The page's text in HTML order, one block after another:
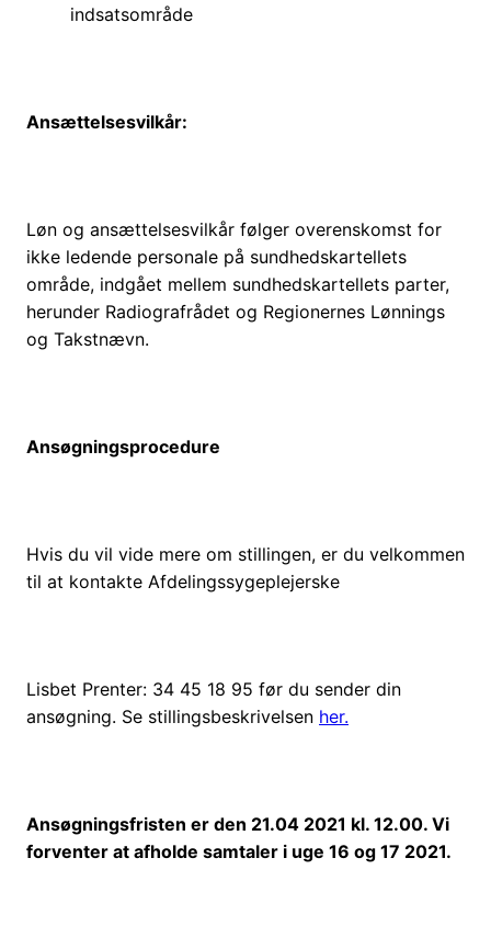
indsatsområde
Ansættelsesvilkår:
Løn og ansættelsesvilkår følger overenskomst for
ikke ledende personale på sundhedskartellets
område, indgået mellem sundhedskartellets parter,
herunder Radiografrådet og Regionernes Lønnings
og Takstnævn.
Ansøgningsprocedure
Hvis du vil vide mere om stillingen, er du velkommen
til at kontakte Afdelingssygeplejerske
Lisbet Prenter: 34 45 18 95 før du sender din
ansøgning. Se stillingsbeskrivelsen her.
Ansøgningsfristen er den 21.04 2021 kl. 12.00. Vi
forventer at afholde samtaler i uge 16 og 17 2021.